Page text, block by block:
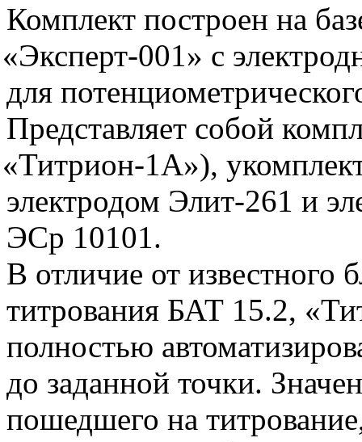
Комплект построен на
«Эксперт-001» с
для
Представляет собой
«Титрион-1А»),
электродом Элит-261 и
ЭСр 10101.
В отличие от известного
титрования БАТ 15.2,
полностью
до заданной точки.
пошедшего на